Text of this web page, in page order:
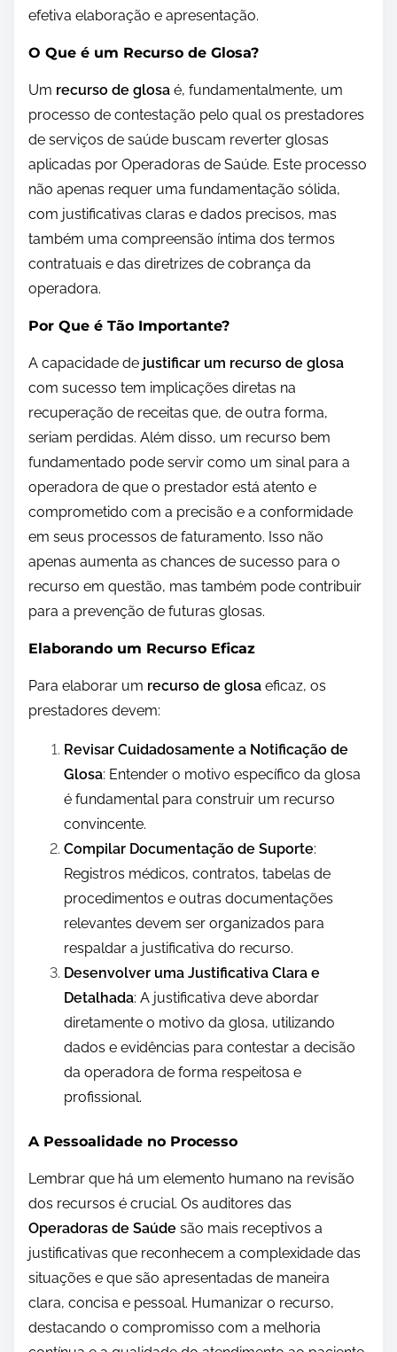
efetiva elaboração e apresentação.
O Que é um Recurso de Glosa?
Um recurso de glosa é, fundamentalmente, um
processo de contestação pelo qual os prestadores
de serviços de saúde buscam reverter glosas
aplicadas por Operadoras de Saúde. Este processo
não apenas requer uma fundamentação sólida,
com justificativas claras e dados precisos, mas
também uma compreensão íntima dos termos
contratuais e das diretrizes de cobrança da
operadora.
Por Que é Tão Importante?
A capacidade de justificar um recurso de glosa
com sucesso tem implicações diretas na
recuperação de receitas que, de outra forma,
seriam perdidas. Além disso, um recurso bem
fundamentado pode servir como um sinal para a
operadora de que o prestador está atento e
comprometido com a precisão e a conformidade
em seus processos de faturamento. Isso não
apenas aumenta as chances de sucesso para o
recurso em questão, mas também pode contribuir
para a prevenção de futuras glosas.
Elaborando um Recurso Eficaz
Para elaborar um recurso de glosa eficaz, os
prestadores devem:
Revisar Cuidadosamente a Notificação de
Glosa: Entender o motivo específico da glosa
é fundamental para construir um recurso
convincente.
Compilar Documentação de Suporte:
Registros médicos, contratos, tabelas de
procedimentos e outras documentações
relevantes devem ser organizados para
respaldar a justificativa do recurso.
Desenvolver uma Justificativa Clara e
Detalhada: A justificativa deve abordar
diretamente o motivo da glosa, utilizando
dados e evidências para contestar a decisão
da operadora de forma respeitosa e
profissional.
A Pessoalidade no Processo
Lembrar que há um elemento humano na revisão
dos recursos é crucial. Os auditores das
Operadoras de Saúde são mais receptivos a
justificativas que reconhecem a complexidade das
situações e que são apresentadas de maneira
clara, concisa e pessoal. Humanizar o recurso,
destacando o compromisso com a melhoria